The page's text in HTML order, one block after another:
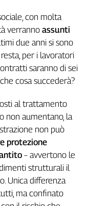
con molta
verranno assunti
due anni si sono
per i lavoratori
saranno di sei
cosa succederà?
al trattamento
non aumentano, la
non può
protezione
– avvertono le
strutturali il
Unica differenza
ma confinato